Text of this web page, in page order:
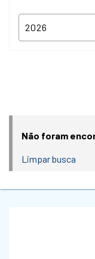
Não foram
Limpar busca